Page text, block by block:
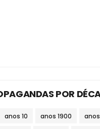
POR
anos 10 anos 1900